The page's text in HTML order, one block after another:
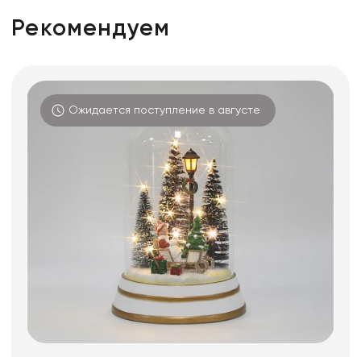
Рекомендуем
Ожидается поступление в августе